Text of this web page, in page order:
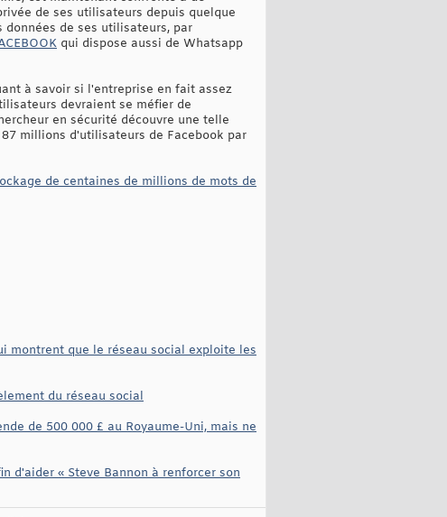
de ses utilisateurs depuis quelque
de ses utilisateurs, par
qui dispose aussi de Whatsapp
à savoir si l'entreprise en fait assez
devraient se méfier de
en sécurité découvre une telle
millions d'utilisateurs de Facebook par
de centaines de millions de mots de
montrent que le réseau social exploite les
du réseau social
de 500 000 £ au Royaume-Uni, mais ne
d'aider « Steve Bannon à renforcer son